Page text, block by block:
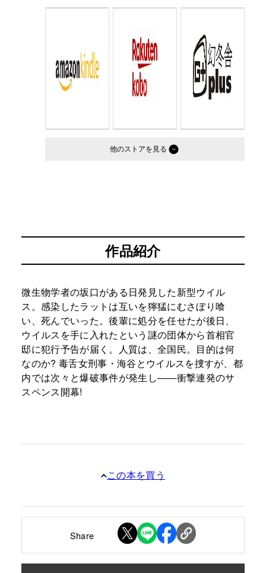
他のストア
作品紹介
微生物学者の坂口がある日発見した新型ウイル
ス。感染したラットは互いを獰猛にむさぼり喰
い、死んでいった。後輩に処分を任せたが後日、
ウイルスを手に入れたという謎の団体から首相官
邸に犯行予告が届く。人質は、全国民。目的は何
なのか? 毒舌女刑事・海谷とウイルスを捜すが、都
内では次々と爆破事件が発生し――衝撃連発のサ
スペンス開幕!
この本を買う
Share